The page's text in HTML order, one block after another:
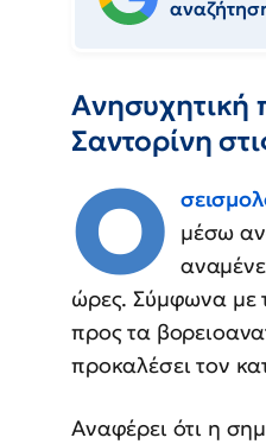
Ανησυχητική
Σαντορίνη
Ο
μέσω
ώρες. Σύμφωνα με
προς τα
προκαλέσει τον
Αναφέρει ότι η